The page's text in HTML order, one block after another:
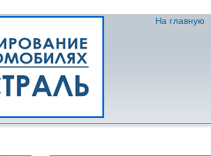
На главную